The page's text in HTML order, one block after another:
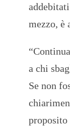
mezzo, è
a chi
Se non
proposito